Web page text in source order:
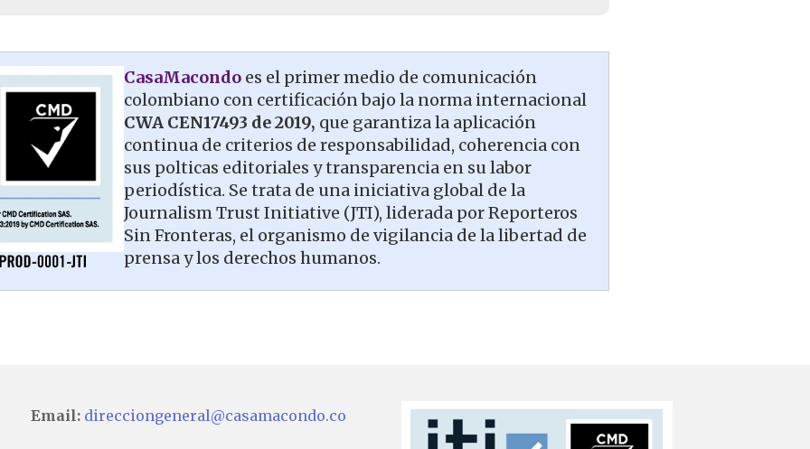
CasaMacondo es el primer medio de comunicación
colombiano con certificación bajo la norma internacional
CWA CEN17493 de 2019, que garantiza la aplicación
continua de criterios de responsabilidad, coherencia con
sus polticas editoriales y transparencia en su labor
periodística. Se trata de una iniciativa global de la
Journalism Trust Initiative (JTI), liderada por Reporteros
Sin Fronteras, el organismo de vigilancia de la libertad de
prensa y los derechos humanos.
Email: direcciongeneral@casamacondo.co